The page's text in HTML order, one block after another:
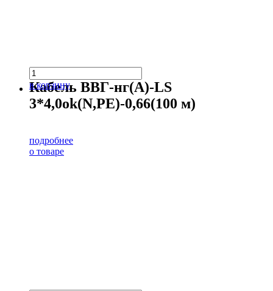
в корзину
Кабель ВВГ-нг(А)-LS
3*4,0ok(N,PE)-0,66(100 м)
подробнее
о товаре